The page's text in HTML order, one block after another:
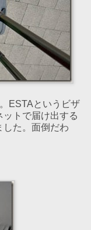
ESTAというビザ
トで届け出する
した。面倒だわ